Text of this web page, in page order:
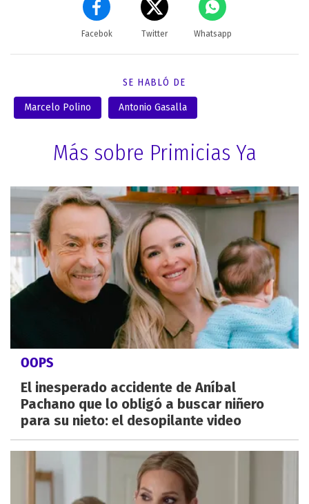
Facebok Twitter Whatsapp
SE HABLÓ DE
Marcelo Polino Antonio Gasalla
Más sobre Primicias Ya
OOPS
El inesperado accidente de Aníbal
Pachano que lo obligó a buscar niñero
para su nieto: el desopilante video